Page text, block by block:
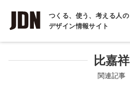
つくる、使う、考える人の
デザイン情報サイト
INTERVIEW
インタビュー
比嘉祥
関連記事